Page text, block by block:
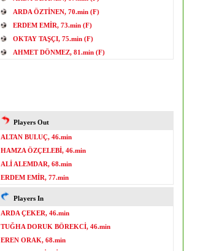
ARDA ÖZTİNEN, 70.min (F)
ERDEM EMİR, 73.min (F)
OKTAY TAŞÇI, 75.min (F)
AHMET DÖNMEZ, 81.min (F)
Players Out
ALTAN BULUÇ, 46.min
HAMZA ÖZÇELEBİ, 46.min
ALİ ALEMDAR, 68.min
ERDEM EMİR, 77.min
Players In
ARDA ÇEKER, 46.min
TUĞHA DORUK BÖREKCİ, 46.min
EREN ORAK, 68.min